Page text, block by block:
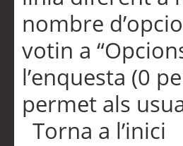
nombre
votin a
l’enquesta (0
permet als
Torna a l’inici